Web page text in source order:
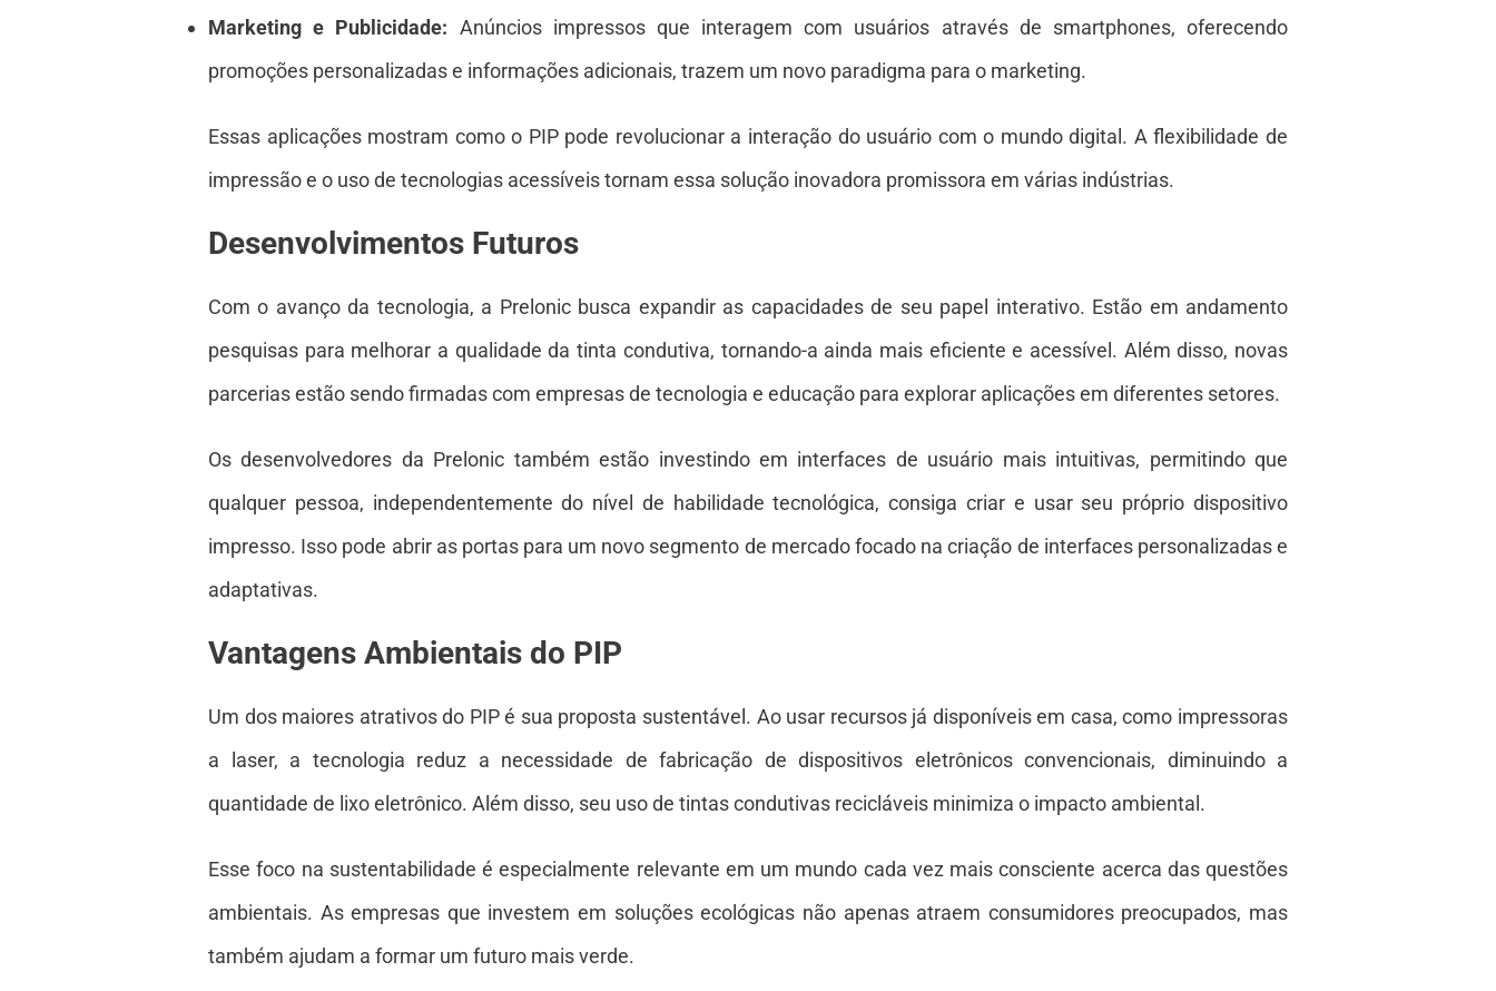
Marketing e Publicidade: Anúncios impressos que interagem com usuários através de smartphones, oferecendo
promoções personalizadas e informações adicionais, trazem um novo paradigma para o marketing.
Essas aplicações mostram como o PIP pode revolucionar a interação do usuário com o mundo digital. A flexibilidade de
impressão e o uso de tecnologias acessíveis tornam essa solução inovadora promissora em várias indústrias.
Desenvolvimentos Futuros
Com o avanço da tecnologia, a Prelonic busca expandir as capacidades de seu papel interativo. Estão em andamento
pesquisas para melhorar a qualidade da tinta condutiva, tornando-a ainda mais eficiente e acessível. Além disso, novas
parcerias estão sendo firmadas com empresas de tecnologia e educação para explorar aplicações em diferentes setores.
Os desenvolvedores da Prelonic também estão investindo em interfaces de usuário mais intuitivas, permitindo que
qualquer pessoa, independentemente do nível de habilidade tecnológica, consiga criar e usar seu próprio dispositivo
impresso. Isso pode abrir as portas para um novo segmento de mercado focado na criação de interfaces personalizadas e
adaptativas.
Vantagens Ambientais do PIP
Um dos maiores atrativos do PIP é sua proposta sustentável. Ao usar recursos já disponíveis em casa, como impressoras
a laser, a tecnologia reduz a necessidade de fabricação de dispositivos eletrônicos convencionais, diminuindo a
quantidade de lixo eletrônico. Além disso, seu uso de tintas condutivas recicláveis minimiza o impacto ambiental.
Esse foco na sustentabilidade é especialmente relevante em um mundo cada vez mais consciente acerca das questões
ambientais. As empresas que investem em soluções ecológicas não apenas atraem consumidores preocupados, mas
também ajudam a formar um futuro mais verde.